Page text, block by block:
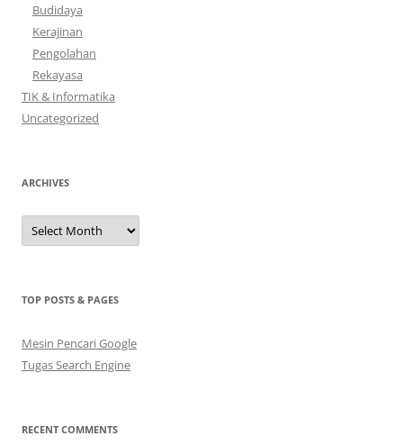
Budidaya
Kerajinan
Pengolahan
Rekayasa
TIK & Informatika
Uncategorized
ARCHIVES
Archives
TOP POSTS & PAGES
Mesin Pencari Google
Tugas Search Engine
RECENT COMMENTS